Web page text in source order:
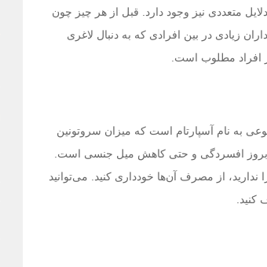
متعددی نیز وجود دارد. قبل از هر چیز چون
زیادی در بین افرادی که به دنبال لاغری
افراد مطلوب است.
به نام آسپارتام است که میزان سروتونین
بروز افسردگی و حتی کاهش میل جنسی است.
از مصرف آن‌ها خودداری کنید. می‌توانید